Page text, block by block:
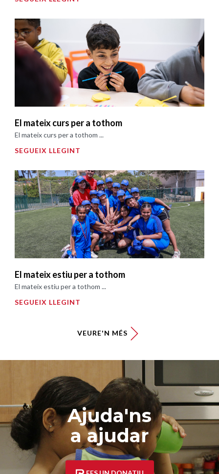
El mateix curs per a tothom
El mateix curs per a tothom ...
SEGUEIX LLEGINT
El mateix estiu per a tothom
El mateix estiu per a tothom ...
SEGUEIX LLEGINT
VEURE'N MÉS
Ajuda'ns
a ajudar